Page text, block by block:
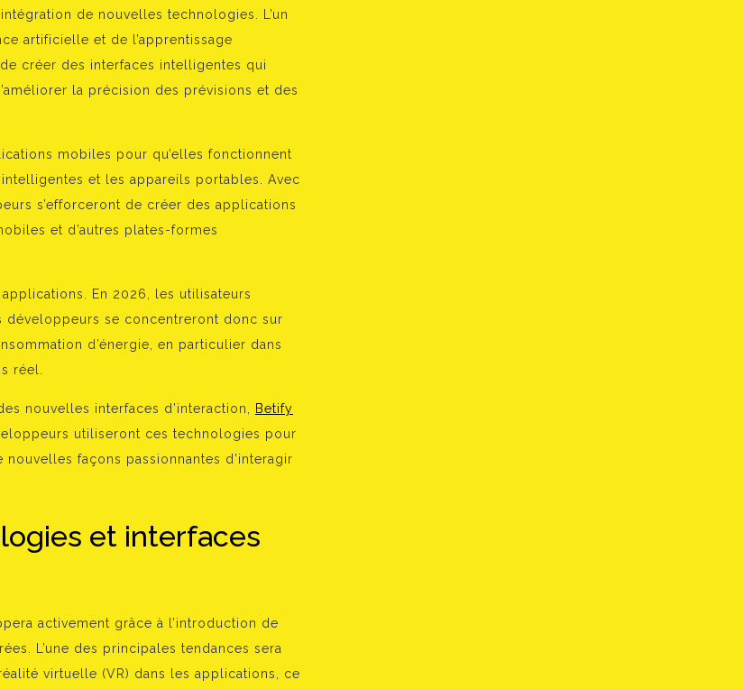
de nouvelles technologies. L’un
artificielle et de l’apprentissage
créer des interfaces intelligentes qui
la précision des prévisions et des
mobiles pour qu’elles fonctionnent
et les appareils portables. Avec
s’efforceront de créer des applications
et d’autres plates-formes
En 2026, les utilisateurs
développeurs se concentreront donc sur
d’énergie, en particulier dans
réel.
nouvelles interfaces d’interaction,
Betify
utiliseront ces technologies pour
façons passionnantes d’interagir
et interfaces
activement grâce à l’introduction de
L’une des principales tendances sera
virtuelle (VR) dans les applications, ce